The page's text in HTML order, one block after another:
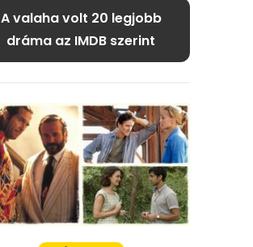
A valaha volt 20 legjobb
dráma az IMDB szerint